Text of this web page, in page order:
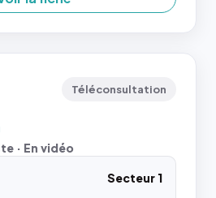
Téléconsultation
· En vidéo
Secteur 1